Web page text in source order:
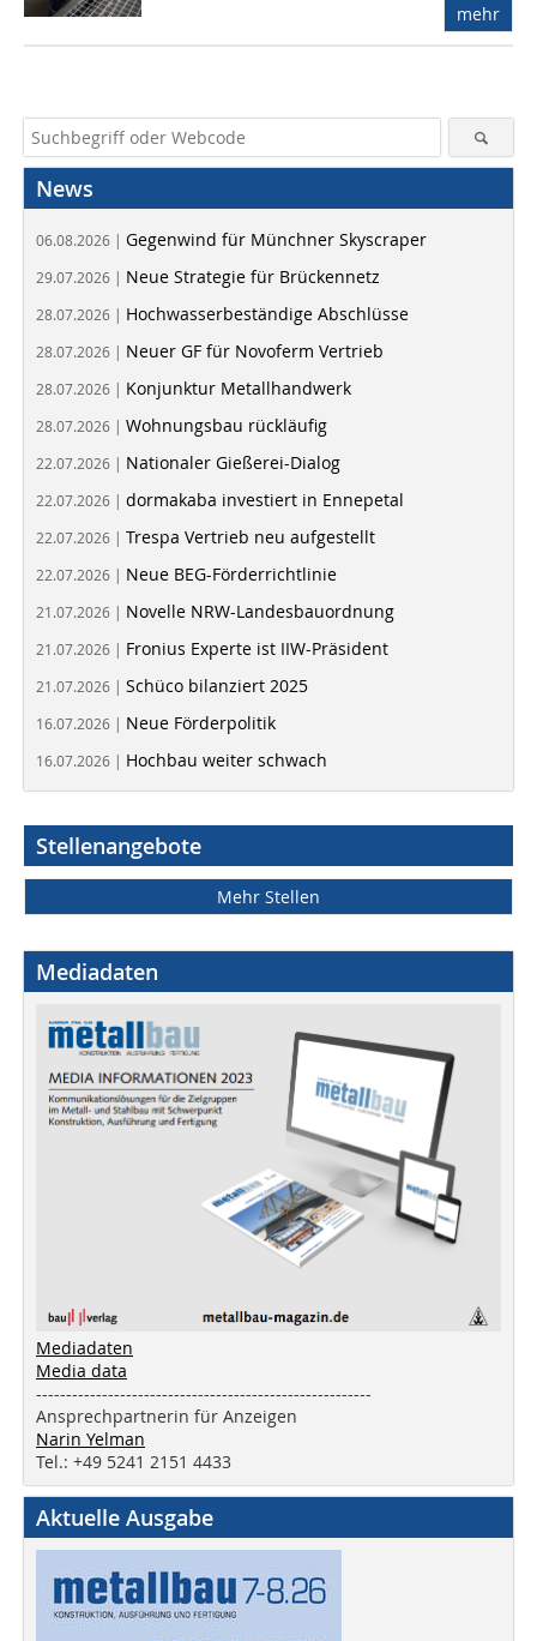
mehr
News
06.08.2026 | Gegenwind für Münchner Skyscraper
29.07.2026 | Neue Strategie für Brückennetz
28.07.2026 | Hochwasserbeständige Abschlüsse
28.07.2026 | Neuer GF für Novoferm Vertrieb
28.07.2026 | Konjunktur Metallhandwerk
28.07.2026 | Wohnungsbau rückläufig
22.07.2026 | Nationaler Gießerei-Dialog
22.07.2026 | dormakaba investiert in Ennepetal
22.07.2026 | Trespa Vertrieb neu aufgestellt
22.07.2026 | Neue BEG-Förderrichtlinie
21.07.2026 | Novelle NRW-Landesbauordnung
21.07.2026 | Fronius Experte ist IIW-Präsident
21.07.2026 | Schüco bilanziert 2025
16.07.2026 | Neue Förderpolitik
16.07.2026 | Hochbau weiter schwach
Stellenangebote
Mehr Stellen
Mediadaten
Mediadaten
Media data
--------------------------------------------------------
Ansprechpartnerin für Anzeigen
Narin Yelman
Tel.: +49 5241 2151 4433
Aktuelle Ausgabe